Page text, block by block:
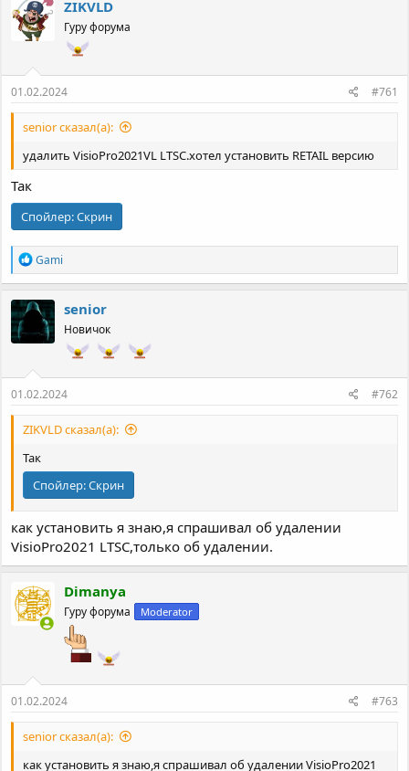
ZIKVLD
Гуру форума
01.02.2024 #761
senior сказал(а):
удалить VisioPro2021VL LTSC.хотел установить RETAIL версию
Так
Спойлер:Скрин
Р
е
а
к
ц
и
и
Gami
senior
Новичок
01.02.2024 #762
ZIKVLD сказал(а):
Так
Спойлер:Скрин
как установить я знаю,я спрашивал об удалении
VisioPro2021 LTSC,только об удалении.
Dimanya
Гуру форума Moderator
01.02.2024 #763
senior сказал(а):
как установить я знаю,я спрашивал об удалении VisioPro2021